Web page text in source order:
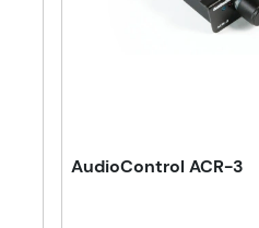
AudioControl ACR-3